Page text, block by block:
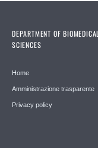
DEPARTMENT OF BIOMEDICAL
SCIENCES
Home
Amministrazione trasparente
Privacy policy